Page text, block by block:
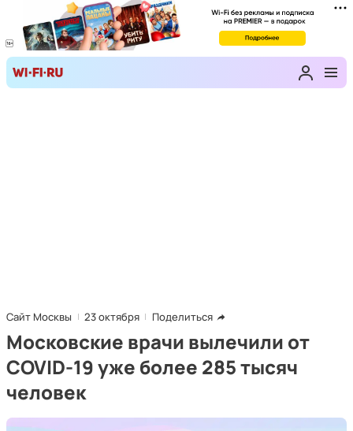
Сайт Москвы 23 октября Поделиться
Московские врачи вылечили от
COVID-19 уже более 285 тысяч
человек